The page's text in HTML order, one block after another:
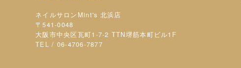
ネイルサロンMint's 北浜店
〒541-0048
大阪市中央区瓦町1-7-2 TTN堺筋本町ビル1F
TEL / 06-4706-7877